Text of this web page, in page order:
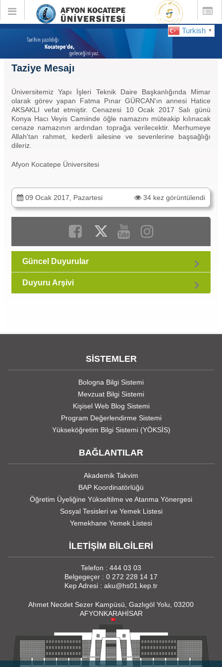
Toggle
global
Toggle
Turkish ▼
Taziye Mesajı
Üniversitemiz Yapı İşleri Teknik Daire Başkanlığında Mimar
olarak görev yapan Fatma Pınar GÜRCAN'ın annesi Hatice
AKSAKLI vefat etmiştir. Cenazesi 10 Ocak 2017 Salı günü
Konya Hacı Veyis Camiinde öğle namazını müteakip kılınacak
cenaze namazının ardından toprağa verilecektir. Merhumeye
Allah'tan rahmet, kederli ailesine ve sevenlerine başsağlığı
dileriz.
Afyon Kocatepe Üniversitesi
09 Ocak 2017, Pazartesi 34 kez görüntülendi
Güncel Duyurular
Duyuru Arşivi
SİSTEMLER
Bologna Bilgi Sistemi
Mevzuat Bilgi Sistemi
Kişisel Web Blog Sistemi
Program Değerlendirme Sistemi
Yükseköğretim Bilgi Sistemi (YÖKSİS)
BAĞLANTILAR
Akademik Takvim
BAP Koordinatörlüğü
Öğretim Üyeliğine Yükseltilme ve Atanma Yönergesi
Sosyal Tesisleri ve Yemek Listesi
Yemekhane Yemek Listesi
İLETİŞİM BİLGİLERİ
Telefon : 444 03 03
Belgegeçer : 0 272 228 14 17
Kep Adresi : aku@hs01.kep.tr
Ahmet Necdet Sezer Kampüsü, Gazlıgöl Yolu, 03200
AFYONKARAHİSAR